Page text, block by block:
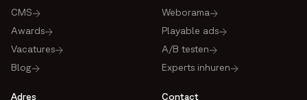
CMS
Awards
Vacatures
Blog
Weborama
Playable ads
A/B testen
Experts inhuren
Adres Contact